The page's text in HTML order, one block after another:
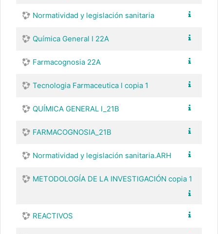
Normatividad y legislación sanitaria
Química General I 22A
Farmacognosia 22A
Tecnologia Farmaceutica I copia 1
QUÍMICA GENERAL I_21B
FARMACOGNOSIA_21B
Normatividad y legislación sanitaria.ARH
METODOLOGÍA DE LA INVESTIGACIÓN copia 1
REACTIVOS